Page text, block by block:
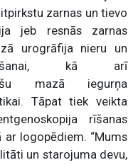
zarnas un tievo
jeb resnās zarnas
urogrāfija nieru un
kā arī
mazā iegurņa
Tāpat tiek veikta
rīšanas
logopēdiem. “Mums
un starojuma devu,